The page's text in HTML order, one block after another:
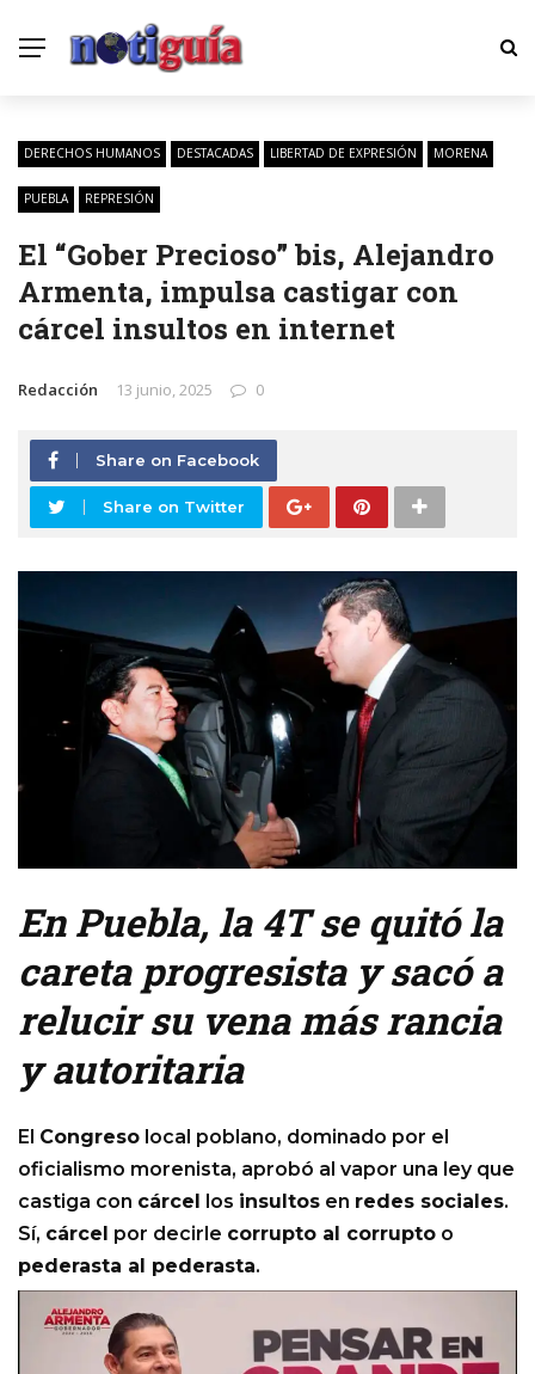
DERECHOS HUMANOS DESTACADAS LIBERTAD DE EXPRESIÓN MORENA
PUEBLA REPRESIÓN
El “Gober Precioso” bis, Alejandro
Armenta, impulsa castigar con
cárcel insultos en internet
Redacción 13 junio, 2025 0
Share on Facebook
Share on Twitter
En Puebla, la 4T se quitó la
careta progresista y sacó a
relucir su vena más rancia
y autoritaria
El Congreso local poblano, dominado por el
oficialismo morenista, aprobó al vapor una ley que
castiga con cárcel los insultos en redes sociales.
Sí, cárcel por decirle corrupto al corrupto o
pederasta al pederasta.